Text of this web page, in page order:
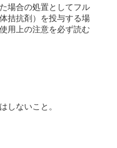
場合の処置としてフル
拮抗剤）を投与する場
用上の注意を必ず読む
しないこと。